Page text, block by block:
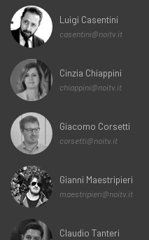
Luigi Casentini
casentini@noitv.it
Cinzia Chiappini
chiappini@noitv.it
Giacomo Corsetti
corsetti@noitv.it
Gianni Maestripieri
maestripieri@noitv.it
Claudio Tanteri